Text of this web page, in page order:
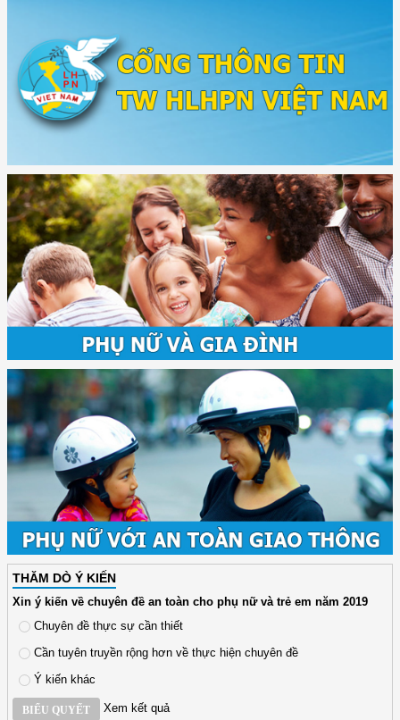
THĂM DÒ Ý KIẾN
Xin ý kiến về chuyên đề an toàn cho phụ nữ và trẻ em năm 2019
Chuyên đề thực sự cần thiết
Cần tuyên truyền rộng hơn về thực hiện chuyên đề
Ý kiến khác
BIỂU QUYẾT Xem kết quả